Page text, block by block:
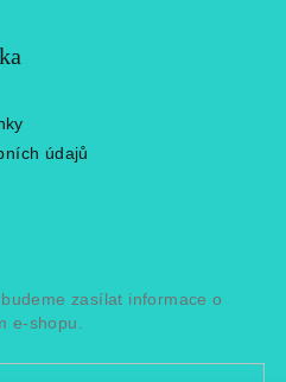
údajů
zasílat informace o
e-shopu.